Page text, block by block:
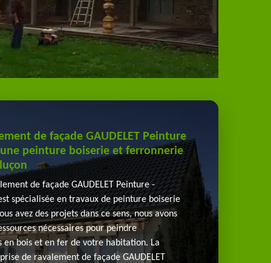
de façade GAUDELET Peinture
peinture boiserie et ferronnerie
de façade GAUDELET Peinture -
spécialisée en travaux de peinture boiserie
avez des projets dans ce sens, nous avons
nécessaires pour peindre
en bois et en fer de votre habitation. La
de ravalement de façade GAUDELET